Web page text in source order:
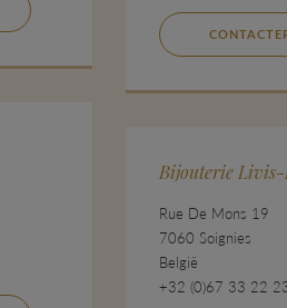
Bijouterie Livis-
Rue De Mons 19
7060 Soignies
België
+32 (0)67 33 22